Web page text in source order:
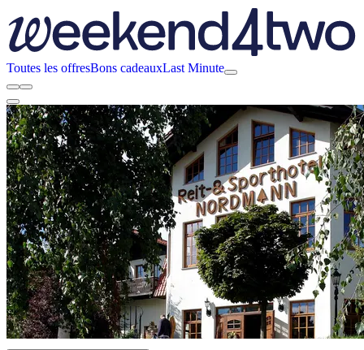
Toutes les offresBons cadeauxLast Minute